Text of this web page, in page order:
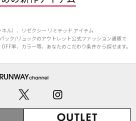
ル）、リゼクシー リミテッド アイテム
ック/リュックのアウトレット公式ファッション通販で
率、カラー等、あなたのこだわり条件から探せます。